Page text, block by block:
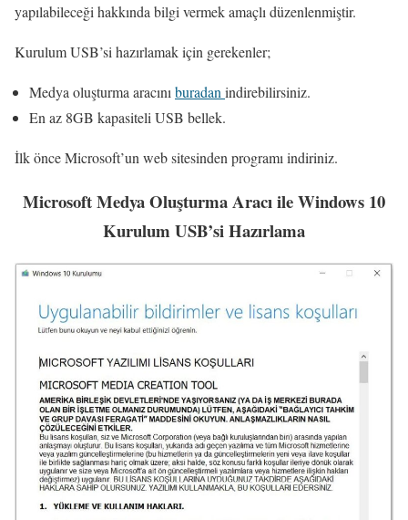
yapılabileceği hakkında bilgi vermek amaçlı düzenlenmiştir.
Kurulum USB’si hazırlamak için gerekenler;
Medya oluşturma aracını buradan indirebilirsiniz.
En az 8GB kapasiteli USB bellek.
İlk önce Microsoft’un web sitesinden programı indiriniz.
Microsoft Medya Oluşturma Aracı ile Windows 10
Kurulum USB’si Hazırlama